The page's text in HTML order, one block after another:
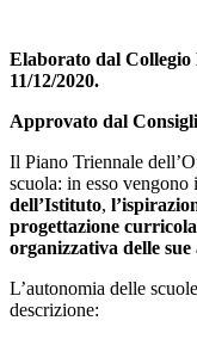
Elaborato dal Collegio
11/12/2020.
Approvato dal
Il Piano Triennale
scuola: in esso vengono
dell’Istituto,
progettazione
organizzativa delle
L’autonomia delle
descrizione: